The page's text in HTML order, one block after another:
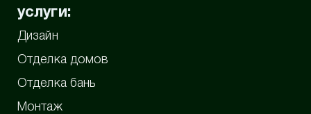
услуги:
Дизайн
Отделка домов
Отделка бань
Монтаж